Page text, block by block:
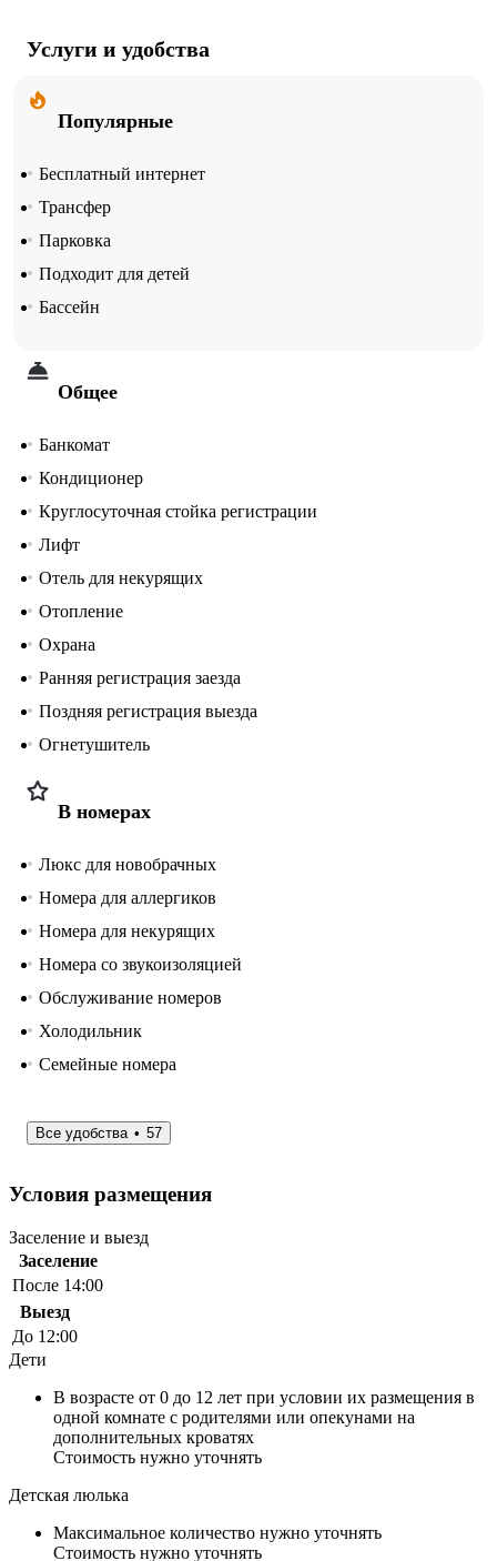
Услуги и удобства
Популярные
Бесплатный интернет
Трансфер
Парковка
Подходит для детей
Бассейн
Общее
Банкомат
Кондиционер
Круглосуточная стойка регистрации
Лифт
Отель для некурящих
Отопление
Охрана
Ранняя регистрация заезда
Поздняя регистрация выезда
Огнетушитель
В номерах
Люкс для новобрачных
Номера для аллергиков
Номера для некурящих
Номера со звукоизоляцией
Обслуживание номеров
Холодильник
Семейные номера
Все удобства 57
Условия размещения
Заселение и выезд
Заселение
После 14:00
Выезд
До 12:00
Дети
В возрасте от 0 до 12 лет при условии их размещения в
одной комнате с родителями или опекунами на
дополнительных кроватях
Стоимость нужно уточнять
Детская люлька
Максимальное количество нужно уточнять
Стоимость нужно уточнять